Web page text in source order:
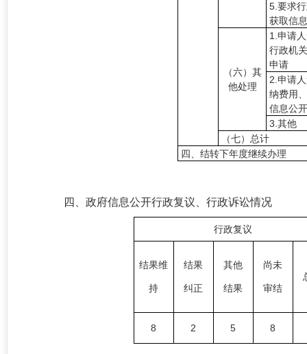
5.要求
获取信息
（六）其
他处理
1.申请
行政机
申请
2.申请
纳费用
信息公
3.其他
（七）总计
四、结转下年度继续办理
四、政府信息公开行政复议、行政诉讼情况
行政复议
结果维
持
结果
纠正
其他
结果
尚未
审结
8 2 5 8